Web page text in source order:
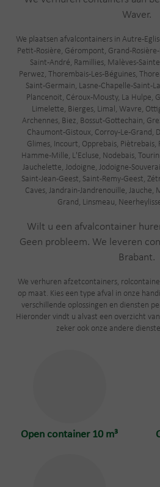
Waver.
We plaatsen afvalcontainers in Autre-
Petit-Rosière, Gérompont, Grand-
Saint-André, Ramillies, Malèves-
Perwez, Thorembais-Les-Béguines,
Saint-Germain, Lasne-Chapelle-Saint-
Plancenoit, Céroux-Mousty, La Hulpe,
Limelette, Bierges, Limal, Wavre,
Archennes, Biez, Bossut-Gottechain,
Chaumont-Gistoux, Corroy-Le-Grand,
Glimes, Incourt, Opprebais, Piètrebais,
Hamme-Mille, L'Ecluse, Nodebais,
Jauchelette, Jodoigne, Jodoigne-
Saint-Jean-Geest, Saint-Remy-Geest,
Caves, Jandrain-Jandrenouille, Jauche,
Grand, Linsmeau,
Wilt u een afvalcontainer
Geen probleem. We leveren
Brabant.
We verhuren afzetcontainers,
op maat. Kies een type afval in onze
verschillende oplossingen en diensten
Hieronder vindt u alvast een overzicht
zeker ook onze andere
Open container 10 m³